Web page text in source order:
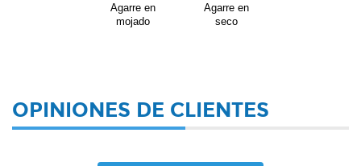
Agarre en
seco
Agarre en
mojado
OPINIONES DE CLIENTES